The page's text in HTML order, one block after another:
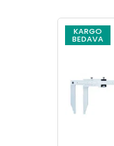
KARGO
BEDAVA